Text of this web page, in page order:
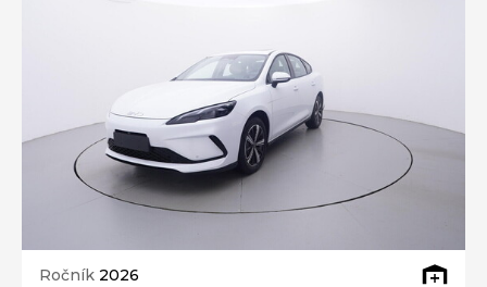
Ročník 2026